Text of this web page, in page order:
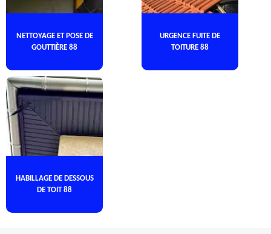
NETTOYAGE ET POSE DE
GOUTTIÈRE 88
URGENCE FUITE DE
TOITURE 88
HABILLAGE DE DESSOUS
DE TOIT 88